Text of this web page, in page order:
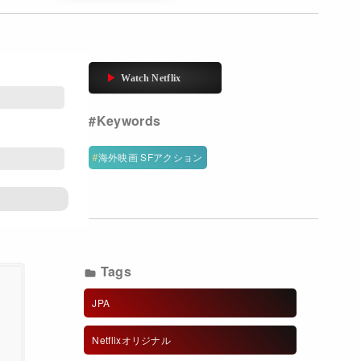
海外映画 SFアクション
Tags
JPA
Netflixオリジナル